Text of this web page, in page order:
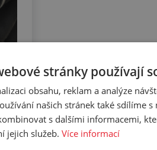
k tomuto produktu.
stránky používají
obsahu, reklam a analýze
našich stránek také sdílíme
s dalšími informacemi,
jejich služeb. Více informací